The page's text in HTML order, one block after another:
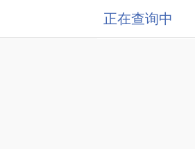
正在查询中